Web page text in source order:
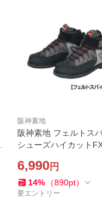
阪神素地
阪神素地 フェルトス
シューズハイカット
6,990円
14% （890pt）
要エントリー